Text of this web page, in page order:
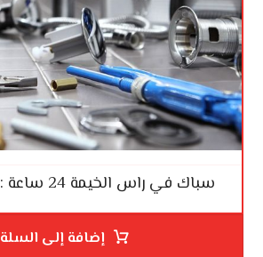
سباك في راس الخيمة 24 ساعة :0553996694
إضافة إلى السلة